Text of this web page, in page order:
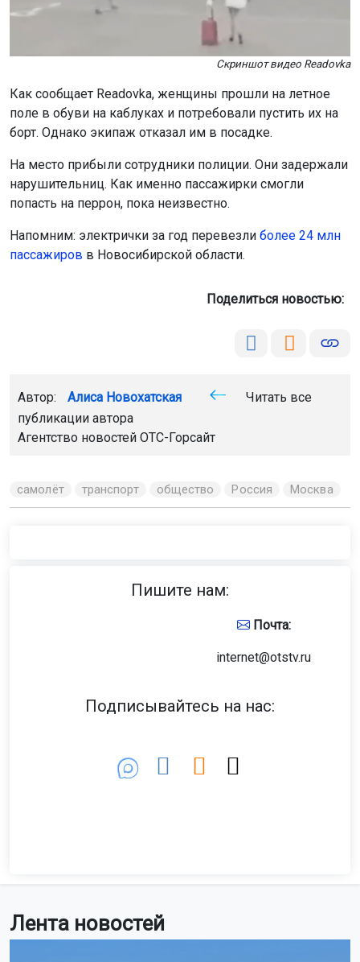
Лента новостей
Скриншот видео Readovka
Как сообщает Readovka, женщины прошли на летное
поле в обуви на каблуках и потребовали пустить их на
борт. Однако экипаж отказал им в посадке.
На место прибыли сотрудники полиции. Они задержали
нарушительниц. Как именно пассажирки смогли
попасть на перрон, пока неизвестно.
Напомним: электрички за год перевезли более 24 млн
пассажиров в Новосибирской области.
Поделиться новостью:
Автор: Алиса Новохатская
Читать все
публикации автора
Агентство новостей ОТС-Горсайт
самолёт транспорт общество Россия Москва
Пишите нам:
Почта:
internet@otstv.ru
Подписывайтесь на нас: